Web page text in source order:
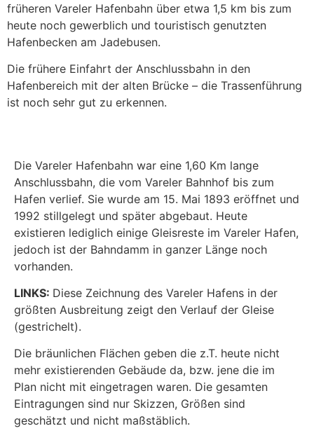
früheren Vareler Hafenbahn über etwa 1,5 km bis zum
heute noch gewerblich und touristisch genutzten
Hafenbecken am Jadebusen.
Die frühere Einfahrt der Anschlussbahn in den
Hafenbereich mit der alten Brücke – die Trassenführung
ist noch sehr gut zu erkennen.
Die Vareler Hafenbahn war eine 1,60 Km lange
Anschlussbahn, die vom Vareler Bahnhof bis zum
Hafen verlief. Sie wurde am 15. Mai 1893 eröffnet und
1992 stillgelegt und später abgebaut. Heute
existieren lediglich einige Gleisreste im Vareler Hafen,
jedoch ist der Bahndamm in ganzer Länge noch
vorhanden.
LINKS: Diese Zeichnung des Vareler Hafens in der
größten Ausbreitung zeigt den Verlauf der Gleise
(gestrichelt).
Die bräunlichen Flächen geben die z.T. heute nicht
mehr existierenden Gebäude da, bzw. jene die im
Plan nicht mit eingetragen waren. Die gesamten
Eintragungen sind nur Skizzen, Größen sind
geschätzt und nicht maßstäblich.